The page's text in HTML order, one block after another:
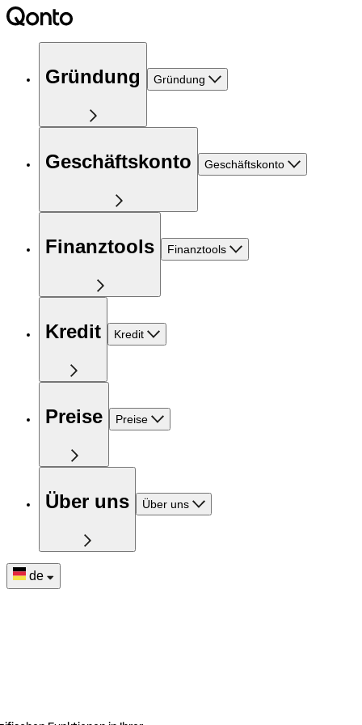
Gründung Gründung
Geschäftskonto Geschäftskonto
Finanztools Finanztools
Kredit Kredit
Preise Preise
Über uns Über uns
de